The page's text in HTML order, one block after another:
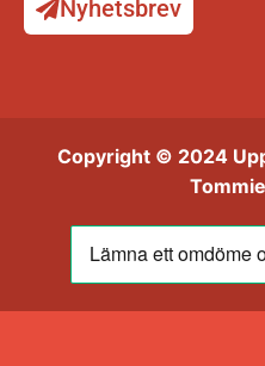
Nyhetsbrev
Copyright © 2024